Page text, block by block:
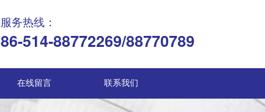
服务热线：
86-514-88772269/88770789
在线留言 联系我们